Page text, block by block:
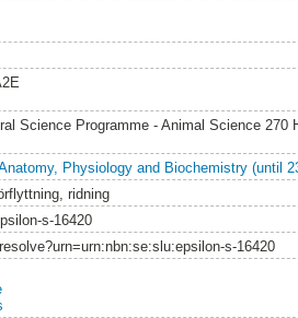
Science Programme - Animal Science 270
Physiology and Biochemistry (until
ridning
s-16420
s-16420